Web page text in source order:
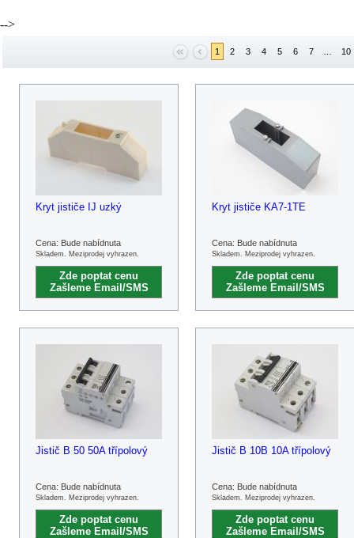
-->
1 2 3 4 5 6 7 10
Kryt jističe IJ uzký
Cena: Bude nabídnuta
Skladem. Meziprodej vyhrazen.
Zde poptat cenu
Zašleme Email/SMS
Kryt jističe KA7-1TE
Cena: Bude nabídnuta
Skladem. Meziprodej vyhrazen.
Zde poptat cenu
Zašleme Email/SMS
Jistič B 50 50A třípolový
Cena: Bude nabídnuta
Skladem. Meziprodej vyhrazen.
Zde poptat cenu
Zašleme Email/SMS
Jistič B 10B 10A třípolový
Cena: Bude nabídnuta
Skladem. Meziprodej vyhrazen.
Zde poptat cenu
Zašleme Email/SMS